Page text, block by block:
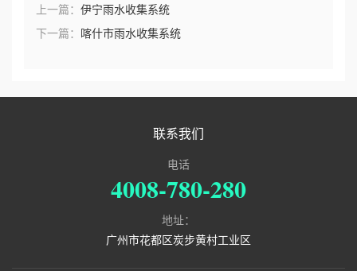
上一篇： 伊宁雨水收集系统
下一篇： 喀什市雨水收集系统
联系我们
电话
4008-780-280
地址：
广州市花都区炭步黄村工业区